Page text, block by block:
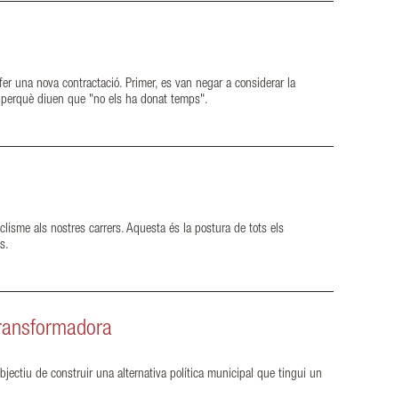
una nova contractació. Primer, es van negar a considerar la
diuen que "no els ha donat temps".
als nostres carrers. Aquesta és la postura de tots els
de construir una alternativa política municipal que tingui un